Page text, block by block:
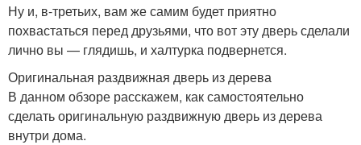
Ну и, в-третьих, вам же самим будет приятно
похвастаться перед друзьями, что вот эту дверь сделали
лично вы — глядишь, и халтурка подвернется.
Оригинальная раздвижная дверь из дерева
В данном обзоре расскажем, как самостоятельно
сделать оригинальную раздвижную дверь из дерева
внутри дома.